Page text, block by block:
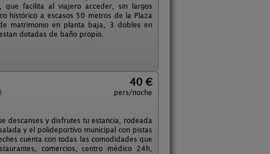
que facilita al viajero acceder, sin largos
histórico a escasos 50 metros de la Plaza
matrimonio en planta baja, 3 dobles en
dotadas de baño propio.
40 €
pers/noche
descanses y disfrutes tu estancia, rodeada
y el polideportivo municipal con pistas
cuenta con todas las comodidades que
comercios, centro médico 24h,